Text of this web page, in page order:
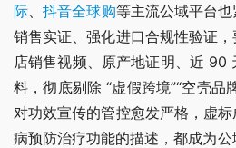
际 、抖音全球购等主流公域平台
销售实证、强化进口合规性验证
店销售视频、原产地证明、近 90
料，彻底剔除 “虚假跨境”“空壳品
对功效宣传的管控愈发严格，虚
病预防治疗功能的描述，都成为